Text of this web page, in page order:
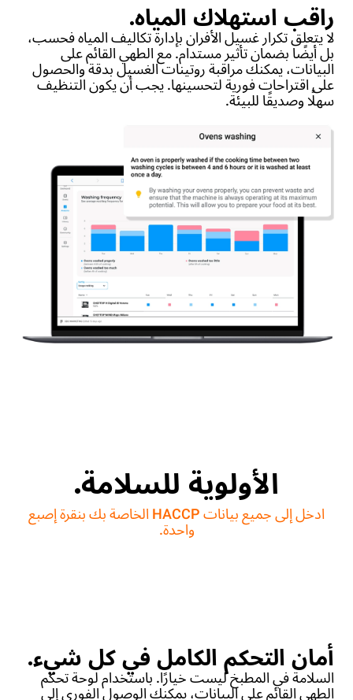
راقب استهلاك المياه.
لا يتعلق تكرار غسيل الأفران بإدارة تكاليف المياه فحسب،
بل أيضًا بضمان تأثير مستدام. مع الطهي القائم على
البيانات، يمكنك مراقبة روتينات الغسيل بدقة والحصول
على اقتراحات فورية لتحسينها. يجب أن يكون التنظيف
سهلًا وصديقًا للبيئة.
الأولوية للسلامة.
ادخل إلى جميع بيانات HACCP الخاصة بك بنقرة إصبع
واحدة.
أمان التحكم الكامل في كل شيء.
السلامة في المطبخ ليست خيارًا. باستخدام لوحة تحكم
الطهي القائم على البيانات، يمكنك الوصول الفوري إلى